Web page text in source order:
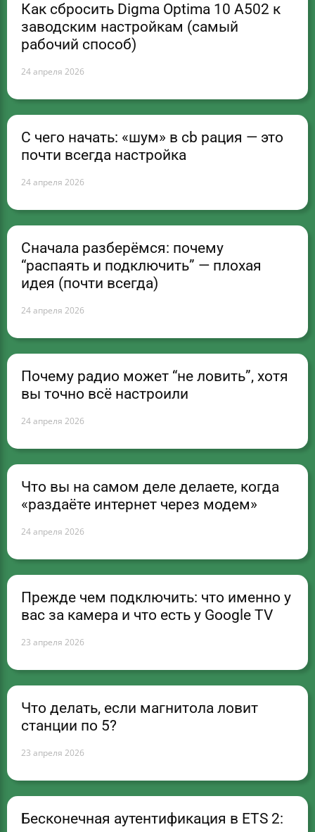
Как сбросить Digma Optima 10 A502 к
заводским настройкам (самый
рабочий способ)
24 апреля 2026
С чего начать: «шум» в cb рация — это
почти всегда настройка
24 апреля 2026
Сначала разберёмся: почему
“распаять и подключить” — плохая
идея (почти всегда)
24 апреля 2026
Почему радио может “не ловить”, хотя
вы точно всё настроили
24 апреля 2026
Что вы на самом деле делаете, когда
«раздаёте интернет через модем»
24 апреля 2026
Прежде чем подключить: что именно у
вас за камера и что есть у Google TV
23 апреля 2026
Что делать, если магнитола ловит
станции по 5?
23 апреля 2026
Бесконечная аутентификация в ETS 2: